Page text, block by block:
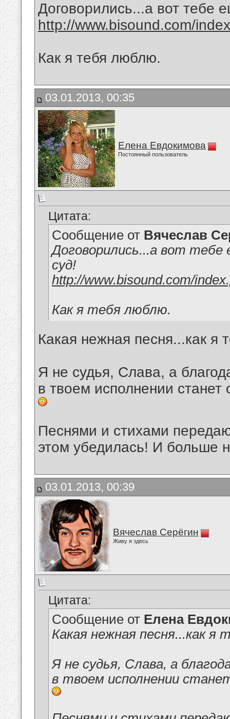
Договорились...а вот тебе
http://www.bisound.com/
Как я тебя люблю.
03.01.2013, 00:35
Елена Евдокимова
Постоянный пользователь
Цитата:
Сообщение от Вячеслав
Договорились...а вот тебе
суд!
http://www.bisound.com/
Как я тебя люблю.
Какая нежная песня...как я
Я не судья, Слава, а
в твоем исполнении
Песнями и стихами
этом убедилась! И больше
03.01.2013, 00:39
Вячеслав Серёгин
Живу я здесь
Цитата:
Сообщение от Елена
Какая нежная песня...как я
Я не судья, Слава, а
в твоем исполнении